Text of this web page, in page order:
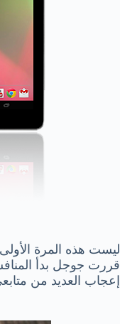
إعجاب العديد من